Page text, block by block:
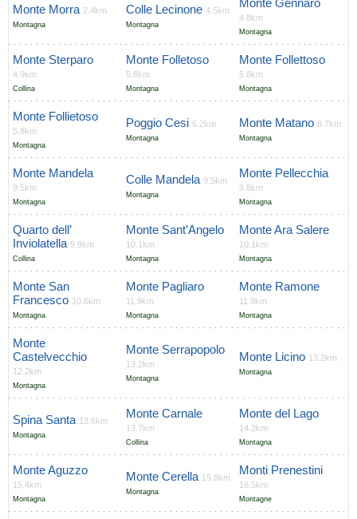
Monte Morra 2.4km
Montagna
Colle Lecinone 4.5km
Montagna
Monte Gennaro
4.8km
Montagna
Monte Sterparo
4.9km
Collina
Monte Folletoso
5.8km
Montagna
Monte Follettoso
5.8km
Montagna
Monte Follietoso
5.8km
Montagna
Poggio Cesi 6.2km
Montagna
Monte Matano 8.7km
Montagna
Monte Mandela
9.5km
Montagna
Colle Mandela 9.5km
Montagna
Monte Pellecchia
9.8km
Montagna
Quarto dell’
Inviolatella 9.9km
Collina
Monte Sant’Angelo
10.1km
Montagna
Monte Ara Salere
10.1km
Montagna
Monte San
Francesco 10.6km
Montagna
Monte Pagliaro
11.9km
Montagna
Monte Ramone
11.9km
Montagna
Monte
Castelvecchio
12.2km
Montagna
Monte Serrapopolo
13.2km
Montagna
Monte Licino 13.2km
Montagna
Spina Santa 13.6km
Montagna
Monte Carnale
13.7km
Collina
Monte del Lago
14.2km
Montagna
Monte Aguzzo
15.4km
Montagna
Monte Cerella 15.8km
Montagna
Monti Prenestini
16.5km
Montagne